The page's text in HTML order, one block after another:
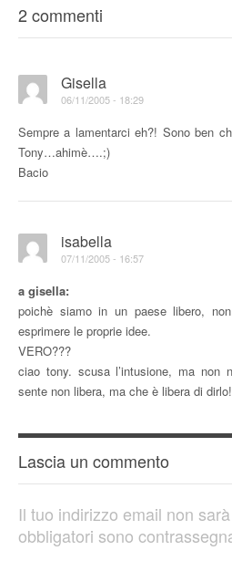
2 commenti
Gisella
06/11/2005 - 18:29
Sempre a lamentarci eh?! Sono ben
Tony…ahimè….;)
Bacio
isabella
07/11/2005 - 16:57
a gisella:
poichè siamo in un paese libero,
esprimere le proprie idee.
VERO???
ciao tony. scusa l’intusione, ma
sente non libera, ma che è libera di
Lascia un commento
Il tuo indirizzo email non
obbligatori sono